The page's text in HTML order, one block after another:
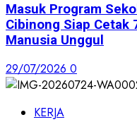
Masuk Program
Cibinong Siap Cetak
Manusia Unggul
29/07/2026 0
KERJA